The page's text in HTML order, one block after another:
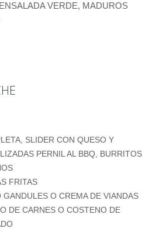
VERDE, MADUROS
SLIDER CON QUESO Y
PERNIL AL BBQ, BURRITOS
FRITAS
O CREMA DE VIANDAS
DE CARNES O COSTENO DE